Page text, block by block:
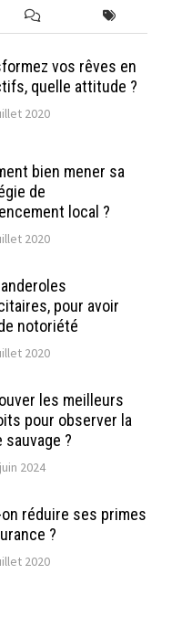
vos rêves en
quelle attitude ?
2020
bien mener sa
de
local ?
2020
pour avoir
notoriété
2020
les meilleurs
pour observer la
sauvage ?
2024
réduire ses primes
?
2020